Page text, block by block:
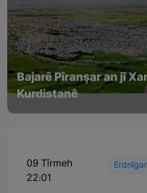
Bajarê Pîranşar an jî
Kurdistanê
09 Tîrmeh
22:01